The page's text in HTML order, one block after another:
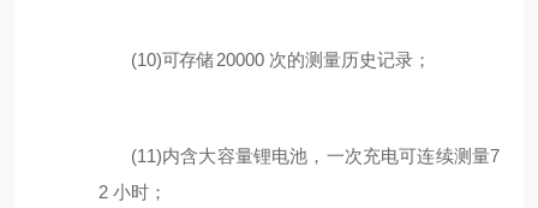
(10)可存储 20000 次的测量历史记录；
(11)内含大容量锂电池，一次充电可连续测量7
2 小时；